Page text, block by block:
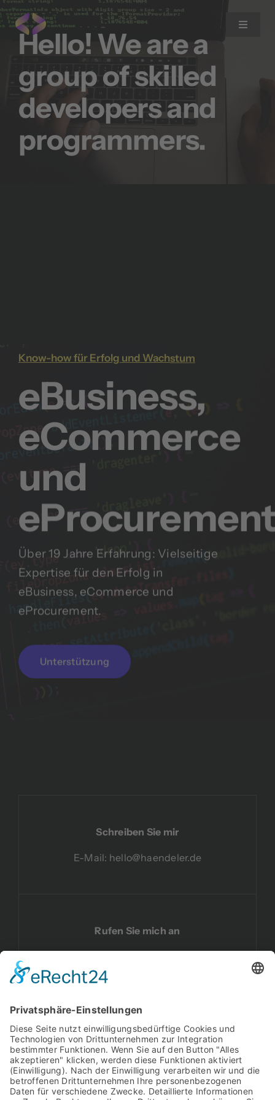
Zum
Inhalt
springen
Toggle
Home
Expertise
Blog
Hello! We are a
group of skilled
developers and
programmers.
Know-how für Erfolg und Wachstum
eBusiness,
eCommerce
und
Über 19 Jahre Erfahrung: Vielseitige
Expertise für den Erfolg in
eBusiness, eCommerce und
eProcurement.
Unterstützung
Schreiben Sie mir
E-Mail: hello@haendeler.de
Rufen Sie mich an
Besuchen Sie mich auf LinkedIn